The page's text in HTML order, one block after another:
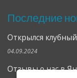
Последние
Открылся
04.09.2024
Отзывы о нас в